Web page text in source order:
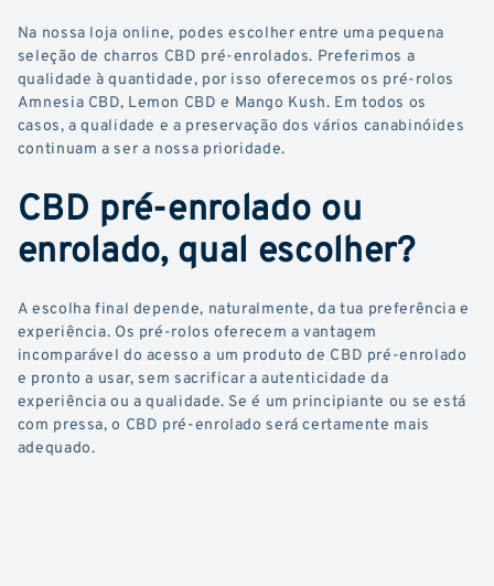
Na nossa loja online, podes escolher entre uma pequena
seleção de charros CBD pré-enrolados. Preferimos a
qualidade à quantidade, por isso oferecemos os pré-rolos
Amnesia CBD, Lemon CBD e Mango Kush. Em todos os
casos, a qualidade e a preservação dos vários canabinóides
continuam a ser a nossa prioridade.
CBD pré-enrolado ou
enrolado, qual escolher?
A escolha final depende, naturalmente, da tua preferência e
experiência. Os pré-rolos oferecem a vantagem
incomparável do acesso a um produto de CBD pré-enrolado
e pronto a usar, sem sacrificar a autenticidade da
experiência ou a qualidade. Se é um principiante ou se está
com pressa, o CBD pré-enrolado será certamente mais
adequado.